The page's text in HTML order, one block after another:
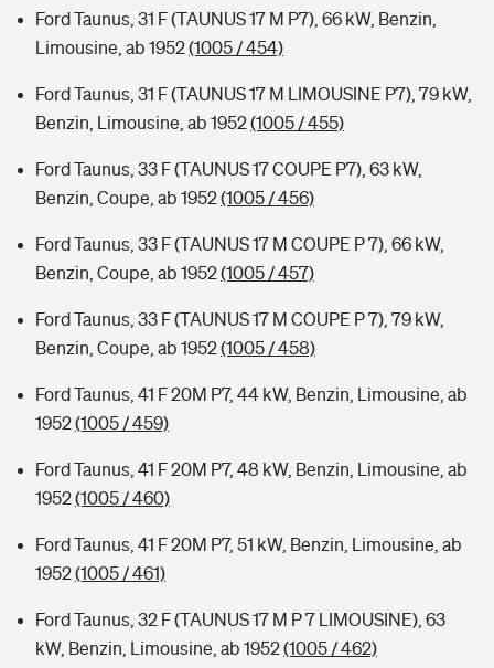
Ford Taunus, 31 F (TAUNUS 17 M P7), 66 kW, Benzin,
Limousine, ab 1952(1005 / 454)
Ford Taunus, 31 F (TAUNUS 17 M LIMOUSINE P7), 79 kW,
Benzin, Limousine, ab 1952(1005 / 455)
Ford Taunus, 33 F (TAUNUS 17 COUPE P7), 63 kW,
Benzin, Coupe, ab 1952(1005 / 456)
Ford Taunus, 33 F (TAUNUS 17 M COUPE P 7), 66 kW,
Benzin, Coupe, ab 1952(1005 / 457)
Ford Taunus, 33 F (TAUNUS 17 M COUPE P 7), 79 kW,
Benzin, Coupe, ab 1952(1005 / 458)
Ford Taunus, 41 F 20M P7, 44 kW, Benzin, Limousine, ab
1952(1005 / 459)
Ford Taunus, 41 F 20M P7, 48 kW, Benzin, Limousine, ab
1952(1005 / 460)
Ford Taunus, 41 F 20M P7, 51 kW, Benzin, Limousine, ab
1952(1005 / 461)
Ford Taunus, 32 F (TAUNUS 17 M P 7 LIMOUSINE), 63
kW, Benzin, Limousine, ab 1952(1005 / 462)